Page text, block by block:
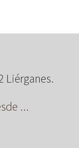
Liérganes.
...